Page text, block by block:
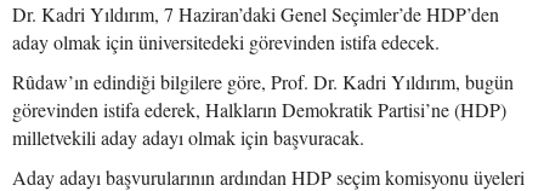
Dr. Kadri Yıldırım, 7 Haziran’daki Genel Seçimler’de HDP’den
aday olmak için üniversitedeki görevinden istifa edecek.
Rûdaw’ın edindiği bilgilere göre, Prof. Dr. Kadri Yıldırım, bugün
görevinden istifa ederek, Halkların Demokratik Partisi’ne (HDP)
milletvekili aday adayı olmak için başvuracak.
Aday adayı başvurularının ardından HDP seçim komisyonu üyeleri